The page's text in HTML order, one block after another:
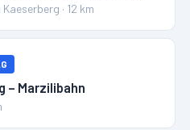
Kaeserberg · 12 km
– Marzilibahn